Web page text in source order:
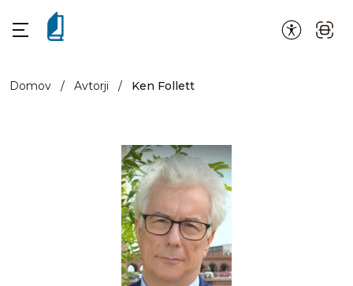
Domov / Avtorji / Ken Follett